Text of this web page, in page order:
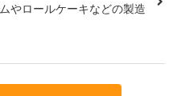
やロールケーキなどの製造